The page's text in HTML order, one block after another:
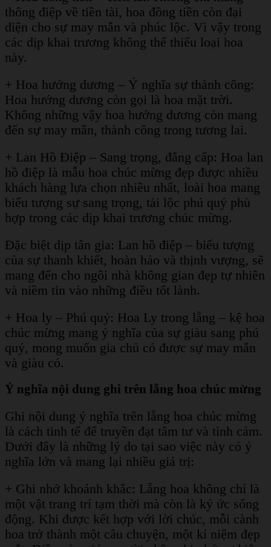
thông điệp về tiền tài, hoa đồng tiền còn đại
diện cho sự may mắn và phúc lộc. Vì vậy trong
các dịp khai trương không thể thiếu loại hoa
này.
+ Hoa hướng dương – Ý nghĩa sự thành công:
Hoa hướng dương còn gọi là hoa mặt trời.
Không những vậy hoa hướng dương còn mang
đến sự may mắn, thành công trong tương lai.
+ Lan Hồ Điệp – Sang trọng, đẳng cấp: Hoa lan
hồ điệp là mẫu hoa chúc mừng đẹp được nhiều
khách hàng lựa chọn nhiều nhất, loài hoa mang
biểu tượng sự sang trọng, tài lộc phú quý phù
hợp trong các dịp khai trương chúc mừng.
Đặc biệt dịp tân gia: Lan hồ điệp – biểu tượng
của sự thanh khiết, hoàn hảo và thịnh vượng, sẽ
mang đến cho ngôi nhà không gian đẹp tự nhiên
và niềm tin vào những điều tốt lành.
+ Hoa ly – Phú quý: Hoa Ly trong lẵng – kệ hoa
chúc mừng mang ý nghĩa của sự giàu sang phú
quý, mong muốn gia chủ có được sự may mắn
và giàu có.
Ý nghĩa nội dung ghi trên lẵng hoa chúc mừng
Ghi nội dung ý nghĩa trên lẵng hoa chúc mừng
là cách tinh tế để truyền đạt tâm tư và tình cảm.
Dưới đây là những lý do tại sao việc này có ý
nghĩa lớn và mang lại nhiều giá trị:
+ Ghi nhớ khoảnh khắc: Lẵng hoa không chỉ là
một vật trang trí tạm thời mà còn là ký ức sống
động. Khi được kết hợp với lời chúc, mỗi cành
hoa trở thành một câu chuyện, một kỉ niệm đẹp